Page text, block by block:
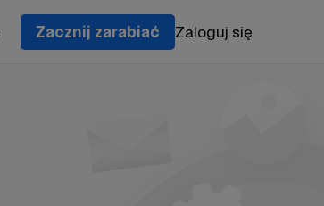
Zacznij zarabiać Zaloguj się